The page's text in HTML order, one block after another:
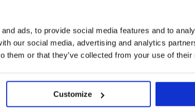
ads, to provide social media features and to
our social media, advertising and analytics
them or that they’ve collected from your use of
Customize
Открийте подобни артикули
LIMITED